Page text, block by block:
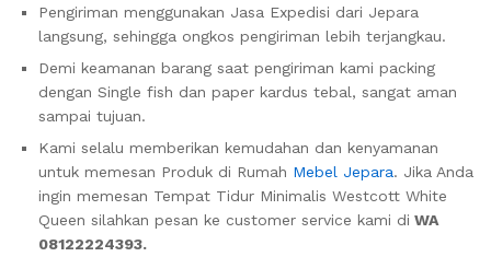
Pengiriman menggunakan Jasa Expedisi dari Jepara
langsung, sehingga ongkos pengiriman lebih terjangkau.
Demi keamanan barang saat pengiriman kami packing
dengan Single fish dan paper kardus tebal, sangat aman
sampai tujuan.
Kami selalu memberikan kemudahan dan kenyamanan
untuk memesan Produk di Rumah Mebel Jepara. Jika Anda
ingin memesan Tempat Tidur Minimalis Westcott White
Queen silahkan pesan ke customer service kami di WA
08122224393.